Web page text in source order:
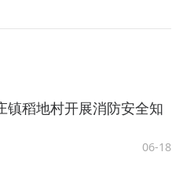
镇稻地村开展消防安全知
06-18